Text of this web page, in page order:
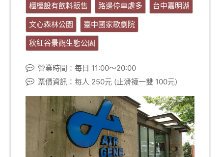
櫃檯設有飲料販售 路邊停車處多
台中嘉明湖
文心森林公園
臺中國家歌劇院
秋紅谷景觀生態公園
營業時間：每日 11:00～20:00
票價資訊：每人 250元 (止滑襪一雙 100元)